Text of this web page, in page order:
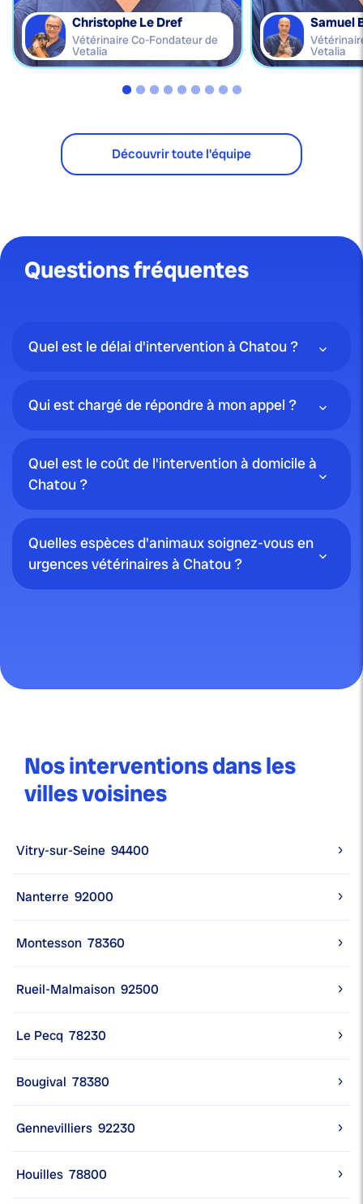
Christophe Le Dref
Vétérinaire Co-Fondateur de
Vetalia
Samuel
Vetalia
Découvrir toute l'équipe
Questions fréquentes
Quel est le délai d'intervention à Chatou ?
Qui est chargé de répondre à mon appel ?
Quel est le coût de l'intervention à domicile à
Chatou ?
Quelles espèces d'animaux soignez-vous en
urgences vétérinaires à Chatou ?
Nos interventions dans les
villes voisines
Vitry-sur-Seine 94400
Nanterre 92000
Montesson 78360
Rueil-Malmaison 92500
Le Pecq 78230
Bougival 78380
Gennevilliers 92230
Houilles 78800